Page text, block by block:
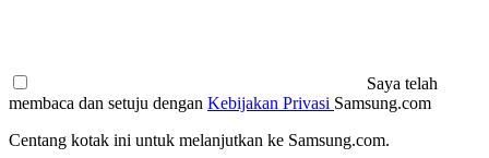
Saya telah
membaca dan setuju dengan Kebijakan Privasi Samsung.com
Centang kotak ini untuk melanjutkan ke Samsung.com.